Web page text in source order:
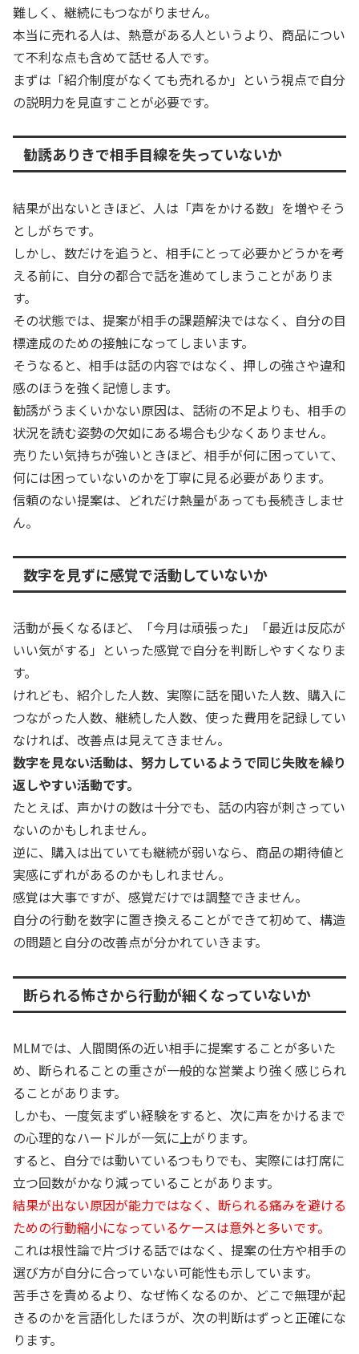
難しく、継続にもつながりません。
本当に売れる人は、熱意がある人というより、商品につい
て不利な点も含めて話せる人です。
まずは「紹介制度がなくても売れるか」という視点で自分
の説明力を見直すことが必要です。
勧誘ありきで相手目線を失っていないか
結果が出ないときほど、人は「声をかける数」を増やそう
としがちです。
しかし、数だけを追うと、相手にとって必要かどうかを考
える前に、自分の都合で話を進めてしまうことがありま
す。
その状態では、提案が相手の課題解決ではなく、自分の目
標達成のための接触になってしまいます。
そうなると、相手は話の内容ではなく、押しの強さや違和
感のほうを強く記憶します。
勧誘がうまくいかない原因は、話術の不足よりも、相手の
状況を読む姿勢の欠如にある場合も少なくありません。
売りたい気持ちが強いときほど、相手が何に困っていて、
何には困っていないのかを丁寧に見る必要があります。
信頼のない提案は、どれだけ熱量があっても長続きしませ
ん。
数字を見ずに感覚で活動していないか
活動が長くなるほど、「今月は頑張った」「最近は反応が
いい気がする」といった感覚で自分を判断しやすくなりま
す。
けれども、紹介した人数、実際に話を聞いた人数、購入に
つながった人数、継続した人数、使った費用を記録してい
なければ、改善点は見えてきません。
数字を見ない活動は、努力しているようで同じ失敗を繰り
返しやすい活動です。
たとえば、声かけの数は十分でも、話の内容が刺さってい
ないのかもしれません。
逆に、購入は出ていても継続が弱いなら、商品の期待値と
実感にずれがあるのかもしれません。
感覚は大事ですが、感覚だけでは調整できません。
自分の行動を数字に置き換えることができて初めて、構造
の問題と自分の改善点が分かれていきます。
断られる怖さから行動が細くなっていないか
MLMでは、人間関係の近い相手に提案することが多いた
め、断られることの重さが一般的な営業より強く感じられ
ることがあります。
しかも、一度気まずい経験をすると、次に声をかけるまで
の心理的なハードルが一気に上がります。
すると、自分では動いているつもりでも、実際には打席に
立つ回数がかなり減っていることがあります。
結果が出ない原因が能力ではなく、断られる痛みを避ける
ための行動縮小になっているケースは意外と多いです。
これは根性論で片づける話ではなく、提案の仕方や相手の
選び方が自分に合っていない可能性も示しています。
苦手さを責めるより、なぜ怖くなるのか、どこで無理が起
きるのかを言語化したほうが、次の判断はずっと正確にな
ります。